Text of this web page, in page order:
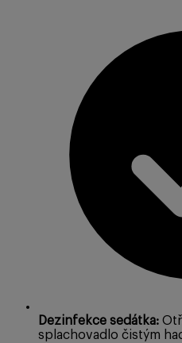
Dezinfekce sedátka:
splachovadlo čistým